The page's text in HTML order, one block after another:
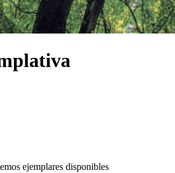
ejemplares disponibles